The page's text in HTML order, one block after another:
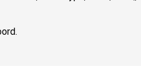
te maken?
te maken.